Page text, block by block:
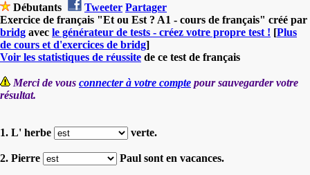
Débutants Tweeter Partager
Exercice de français "Et ou Est ? A1 - cours de français" créé par
bridg avec le générateur de tests - créez votre propre test ! [Plus
de cours et d'exercices de bridg]
Voir les statistiques de réussite de ce test de français
Merci de vous connecter à votre compte pour sauvegarder votre
résultat.
1. L' herbe verte.
2. Pierre Paul sont en vacances.